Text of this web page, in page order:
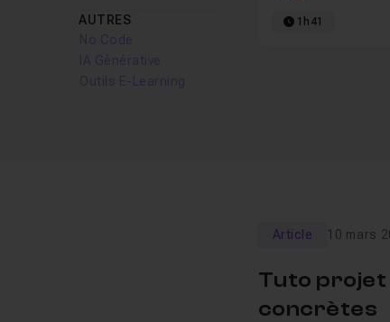
AUTRES
No Code
IA Générative
Outils E-Learning
1h41
Article 10 mars
Tuto
concrètes